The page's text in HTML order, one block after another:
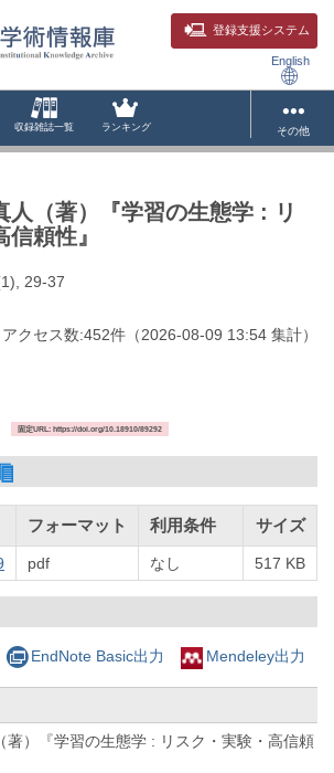
登録支援システム
English
収録雑誌一覧 ランキング その他
人（著）『学習の生態学 : リ
頼性』
29-37
アクセス数:452件 （2026-08-09 13:54 集計）
固定URL: https://doi.org/10.18910/89292
フォーマット 利用条件 サイズ
pdf なし 517 KB
EndNote Basic出力 Mendeley出力
著）『学習の生態学 : リスク・実験・高信頼